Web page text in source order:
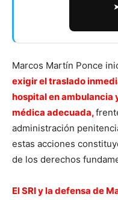
Marcos Martín Ponce
exigir el traslado
hospital en ambulancia
médica adecuada,
administración
estas acciones
de los derechos
El SRI y la defensa de